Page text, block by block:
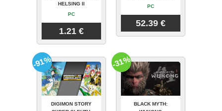
HELSING II
PC
1.21 €
PC
52.39 €
DIGIMON STORY
-91%
BLACK MYTH:
-31%